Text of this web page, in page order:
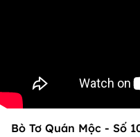
Bò Tơ Quán Mộc - Số